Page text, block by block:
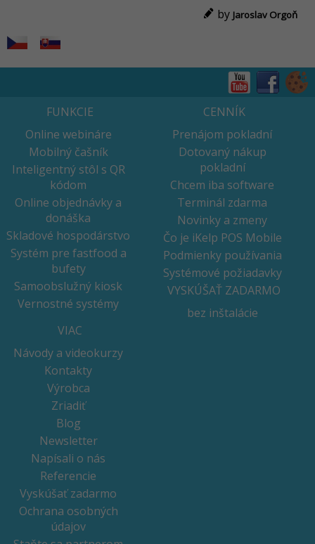
by Jaroslav Orgoň
FUNKCIE
Online webináre
Mobilný čašník
Inteligentný stôl s QR
kódom
Online objednávky a
donáška
Skladové hospodárstvo
Systém pre fastfood a
bufety
Samoobslužný kiosk
Vernostné systémy
CENNÍK
Prenájom pokladní
Dotovaný nákup
pokladní
Chcem iba software
Terminál zdarma
Novinky a zmeny
Čo je iKelp POS Mobile
Podmienky používania
Systémové požiadavky
VYSKÚŠAŤ ZADARMO
bez inštalácie
VIAC
Návody a videokurzy
Kontakty
Výrobca
Zriadiť
Blog
Newsletter
Napísali o nás
Referencie
Vyskúšať zadarmo
Ochrana osobných
údajov